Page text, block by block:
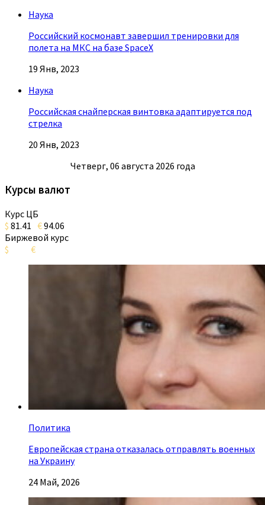
Наука
Российский космонавт завершил тренировки для
полета на МКС на базе SpaceX
19 Янв, 2023
Наука
Российская снайперская винтовка адаптируется под
стрелка
20 Янв, 2023
Четверг, 06 августа 2026 года
Курсы валют
Курс ЦБ
$ 81.41 €94.06
Биржевой курс
$
€
Политика
Европейская страна отказалась отправлять военных
на Украину
24 Май, 2026